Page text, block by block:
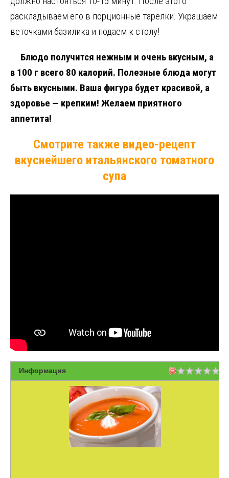
раскладываем его в порционные тарелки. Украшаем
веточками базилика и подаем к столу!
Блюдо получится нежным и очень вкусным, а
в 100 г всего 80 калорий. Полезные блюда могут
быть вкусными. Ваша фигура будет красивой, а
здоровье — крепким! Желаем приятного
аппетита!
Смотрите также видео-рецепт
вкуснейшего итальянского томатного
супа
Информация